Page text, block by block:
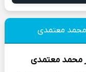
محمد معتمدی
محمد معتمدی